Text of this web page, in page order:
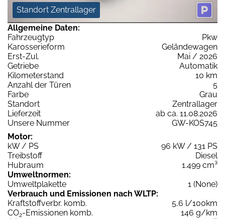
Standort Zentrallager
Allgemeine Daten:
Fahrzeugtyp
Pkw
Karosserieform
Geländewagen
Erst-Zul.
Mai / 2026
Getriebe
Automatik
Kilometerstand
10 km
Anzahl der Türen
5
Farbe
Grau
Standort
Zentrallager
Lieferzeit
ab ca. 11.08.2026
Unsere Nummer
GW-KOS745
Motor:
kW / PS
96 kW / 131 PS
Treibstoff
Diesel
Hubraum
1.499 cm³
Umweltnormen:
Umweltplakette
1 (None)
Verbrauch und Emissionen nach WLTP:
Kraftstoffverbr. komb.
5,6 l/100km
CO2-Emissionen komb.
146 g/km